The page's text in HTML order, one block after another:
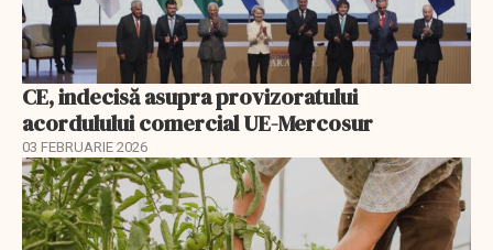
CE, indecisă asupra provizoratului
acordulului comercial UE-Mercosur
03 FEBRUARIE 2026